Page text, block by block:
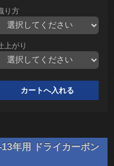
り方
上がり
年用 ドライカーボン